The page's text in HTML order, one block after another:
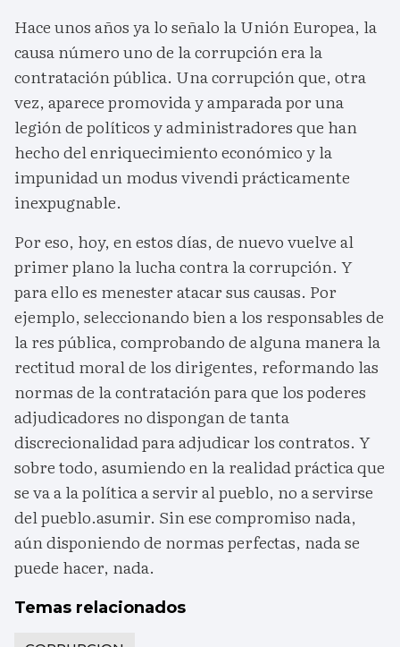
Hace unos años ya lo señalo la Unión Europea, la
causa número uno de la corrupción era la
contratación pública. Una corrupción que, otra
vez, aparece promovida y amparada por una
legión de políticos y administradores que han
hecho del enriquecimiento económico y la
impunidad un modus vivendi prácticamente
inexpugnable.
Por eso, hoy, en estos días, de nuevo vuelve al
primer plano la lucha contra la corrupción. Y
para ello es menester atacar sus causas. Por
ejemplo, seleccionando bien a los responsables de
la res pública, comprobando de alguna manera la
rectitud moral de los dirigentes, reformando las
normas de la contratación para que los poderes
adjudicadores no dispongan de tanta
discrecionalidad para adjudicar los contratos. Y
sobre todo, asumiendo en la realidad práctica que
se va a la política a servir al pueblo, no a servirse
del pueblo.asumir. Sin ese compromiso nada,
aún disponiendo de normas perfectas, nada se
puede hacer, nada.
Temas relacionados